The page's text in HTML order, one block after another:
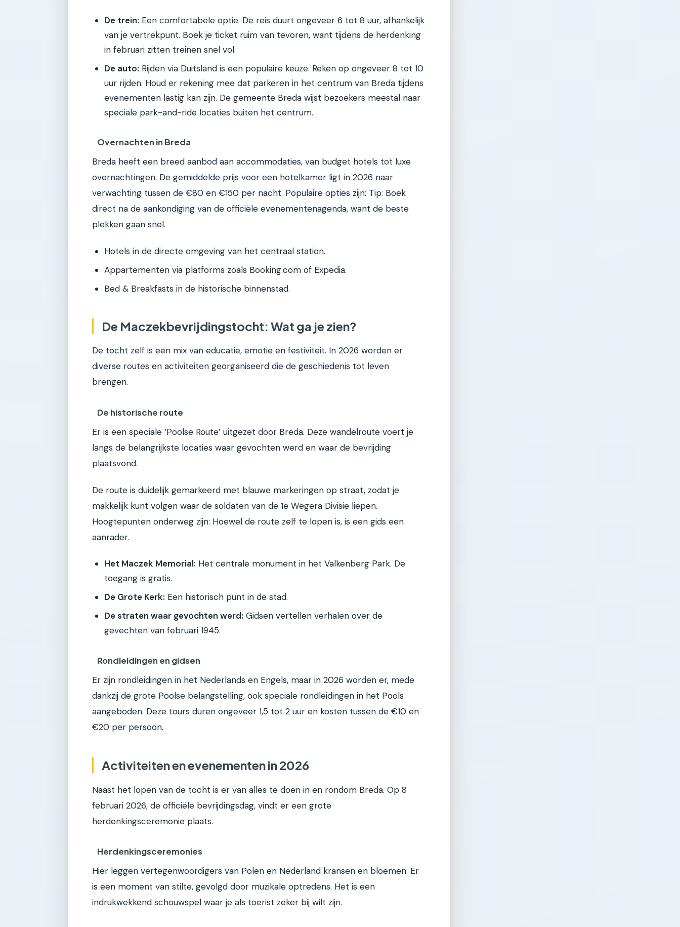
De trein: Een comfortabele optie. De reis duurt ongeveer 6 tot 8 uur, afhankelijk
van je vertrekpunt. Boek je ticket ruim van tevoren, want tijdens de herdenking
in februari zitten treinen snel vol.
De auto: Rijden via Duitsland is een populaire keuze. Reken op ongeveer 8 tot 10
uur rijden. Houd er rekening mee dat parkeren in het centrum van Breda tijdens
evenementen lastig kan zijn. De gemeente Breda wijst bezoekers meestal naar
speciale park-and-ride locaties buiten het centrum.
Overnachten in Breda
Breda heeft een breed aanbod aan accommodaties, van budget hotels tot luxe
overnachtingen. De gemiddelde prijs voor een hotelkamer ligt in 2026 naar
verwachting tussen de €80 en €150 per nacht. Populaire opties zijn: Tip: Boek
direct na de aankondiging van de officiële evenementenagenda, want de beste
plekken gaan snel.
Hotels in de directe omgeving van het centraal station.
Appartementen via platforms zoals Booking.com of Expedia.
Bed & Breakfasts in de historische binnenstad.
De Maczekbevrijdingstocht: Wat ga je zien?
De tocht zelf is een mix van educatie, emotie en festiviteit. In 2026 worden er
diverse routes en activiteiten georganiseerd die de geschiedenis tot leven
brengen.
De historische route
Er is een speciale ‘Poolse Route’ uitgezet door Breda. Deze wandelroute voert je
langs de belangrijkste locaties waar gevochten werd en waar de bevrijding
plaatsvond.
De route is duidelijk gemarkeerd met blauwe markeringen op straat, zodat je
makkelijk kunt volgen waar de soldaten van de 1e Wegera Divisie liepen.
Hoogtepunten onderweg zijn: Hoewel de route zelf te lopen is, is een gids een
aanrader.
Het Maczek Memorial: Het centrale monument in het Valkenberg Park. De
toegang is gratis.
De Grote Kerk: Een historisch punt in de stad.
De straten waar gevochten werd: Gidsen vertellen verhalen over de
gevechten van februari 1945.
Rondleidingen en gidsen
Er zijn rondleidingen in het Nederlands en Engels, maar in 2026 worden er, mede
dankzij de grote Poolse belangstelling, ook speciale rondleidingen in het Pools
aangeboden. Deze tours duren ongeveer 1,5 tot 2 uur en kosten tussen de €10 en
€20 per persoon.
Activiteiten en evenementen in 2026
Naast het lopen van de tocht is er van alles te doen in en rondom Breda. Op 8
februari 2026, de officiële bevrijdingsdag, vindt er een grote
herdenkingsceremonie plaats.
Herdenkingsceremonies
Hier leggen vertegenwoordigers van Polen en Nederland kransen en bloemen. Er
is een moment van stilte, gevolgd door muzikale optredens. Het is een
indrukwekkend schouwspel waar je als toerist zeker bij wilt zijn.